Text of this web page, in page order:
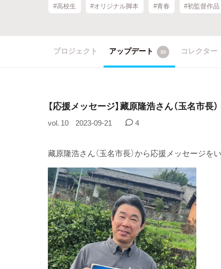
#高校生 #オリジナル脚本 #青春 #初監督作品
プロジェクト アップデート 30 コレクター
【応援メッセージ】藏原隆浩さん（玉名市長）
vol. 10 2023-09-21 4
藏原隆浩さん（玉名市長）から応援メッセージを